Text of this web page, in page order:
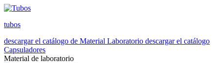
tubos
descargar el catálogo de Material Laboratorio descargar el catálogo
Capsuladores
Material de laboratorio